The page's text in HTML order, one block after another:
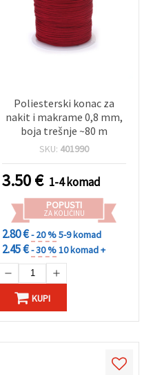
Poliesterski konac za
nakit i makrame 0,8 mm,
boja trešnje ~80 m
SKU: 401990
3.50€ 1-4 komad
POPUSTI
ZA KOLIČINU
2.80 €- 20 %5-9 komad
2.45 €- 30 %10 komad +
KUPI